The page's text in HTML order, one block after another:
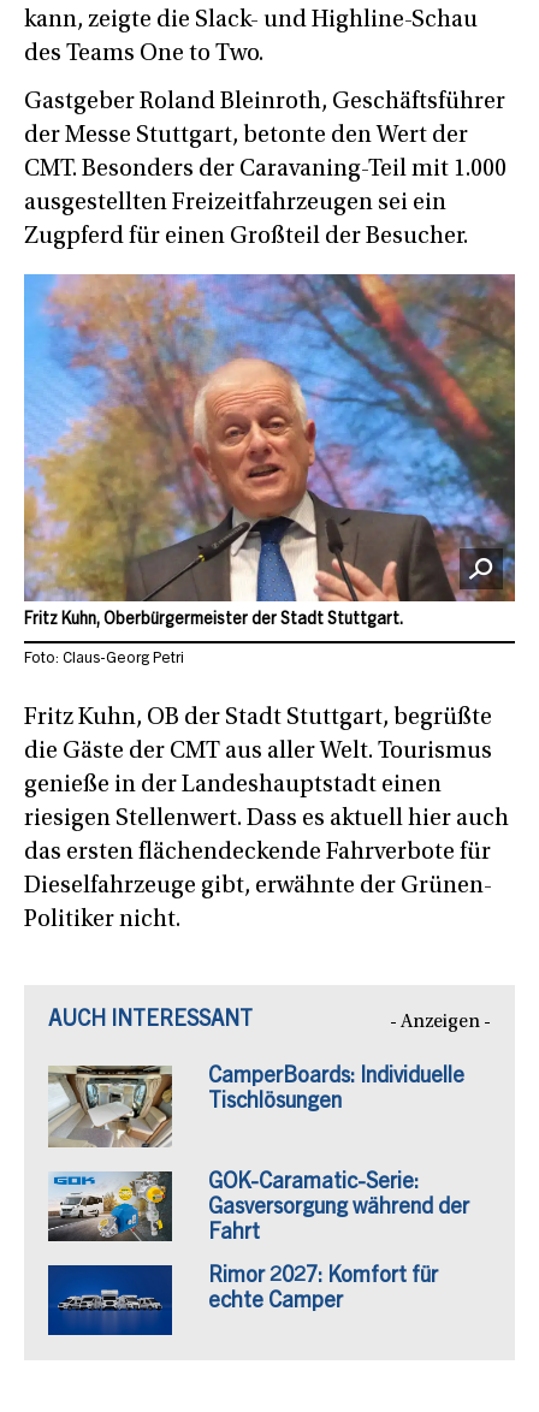
kann, zeigte die Slack- und Highline-Schau
des Teams One to Two.
Gastgeber Roland Bleinroth, Geschäftsführer
der Messe Stuttgart, betonte den Wert der
CMT. Besonders der Caravaning-Teil mit 1.000
ausgestellten Freizeitfahrzeugen sei ein
Zugpferd für einen Großteil der Besucher.
Fritz Kuhn, Oberbürgermeister der Stadt Stuttgart.
Foto: Claus-Georg Petri
Fritz Kuhn, OB der Stadt Stuttgart, begrüßte
die Gäste der CMT aus aller Welt. Tourismus
genieße in der Landeshauptstadt einen
riesigen Stellenwert. Dass es aktuell hier auch
das ersten flächendeckende Fahrverbote für
Dieselfahrzeuge gibt, erwähnte der Grünen-
Politiker nicht.
AUCH INTERESSANT - Anzeigen -
CamperBoards: Individuelle
Tischlösungen
GOK-Caramatic-Serie:
Gasversorgung während der
Fahrt
Rimor 2027: Komfort für
echte Camper